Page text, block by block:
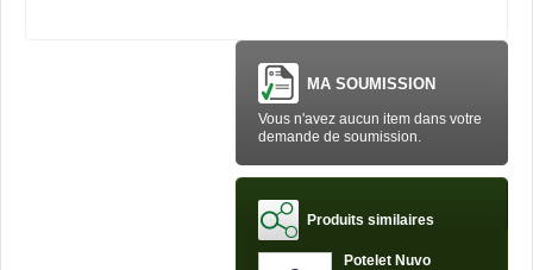
MA SOUMISSION
Vous n'avez aucun item dans votre
demande de soumission.
Produits similaires
Potelet Nuvo